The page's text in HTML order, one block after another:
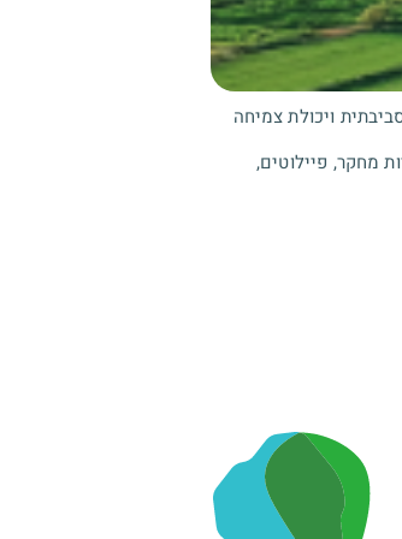
ויכולת צמיחה
מחקר, פיילוטים,